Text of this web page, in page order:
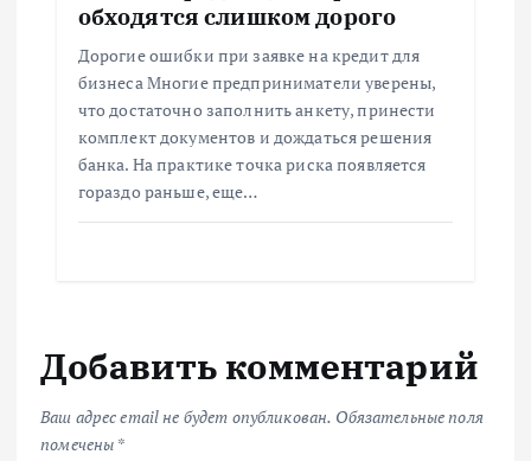
обходятся слишком дорого
Дорогие ошибки при заявке на кредит для
бизнеса Многие предприниматели уверены,
что достаточно заполнить анкету, принести
комплект документов и дождаться решения
банка. На практике точка риска появляется
гораздо раньше, еще…
Добавить комментарий
Ваш адрес email не будет опубликован. Обязательные поля
помечены *